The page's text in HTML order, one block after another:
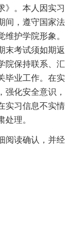
》。本人因实习
间，遵守国家法
护学院形象。
末考试须如期返
院保持联系、汇
毕业工作。在实
强化安全意识，
实习信息不实情
理。
阅读确认，并经